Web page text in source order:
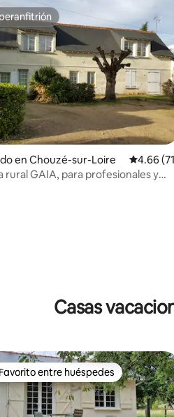
4.84 de 5, 213 reseñas
en Chouzé-sur-Loire
4.66
rural GAIA, para profesionales y
Casas
entre huéspedes preferido
Favorito entre huéspedes